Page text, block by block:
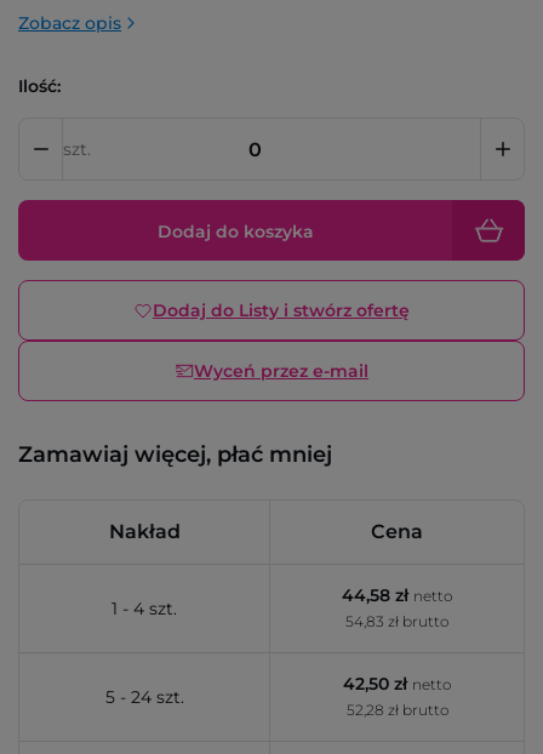
Zobacz opis
Ilość:
szt.
Dodaj do koszyka
Dodaj do Listy i stwórz ofertę
Wyceń przez e-mail
Zamawiaj więcej, płać mniej
Nakład Cena
1 - 4 szt.
44,58 zł netto
54,83 zł brutto
5 - 24 szt.
42,50 zł netto
52,28 zł brutto